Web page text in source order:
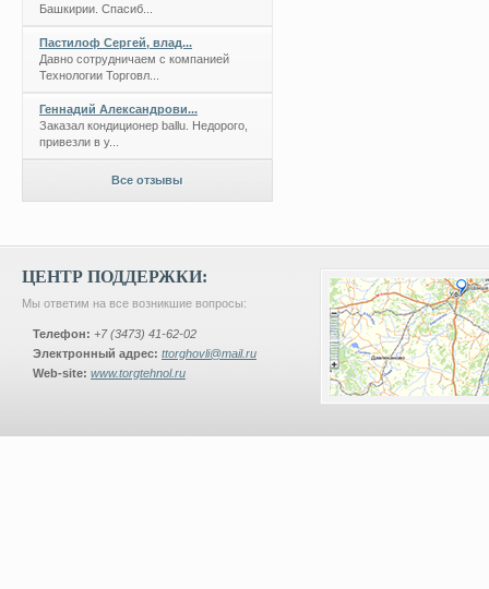
Башкирии. Спасиб...
Пастилоф Сергей, влад...
Давно сотрудничаем с компанией
Технологии Торговл...
Геннадий Александрови...
Заказал кондиционер ballu. Недорого,
привезли в у...
Все отзывы
ЦЕНТР ПОДДЕРЖКИ:
Мы ответим на все возникшие вопросы:
Телефон: +7 (3473) 41-62-02
Электронный адрес: ttorghovli@mail.ru
Web-site: www.torgtehnol.ru